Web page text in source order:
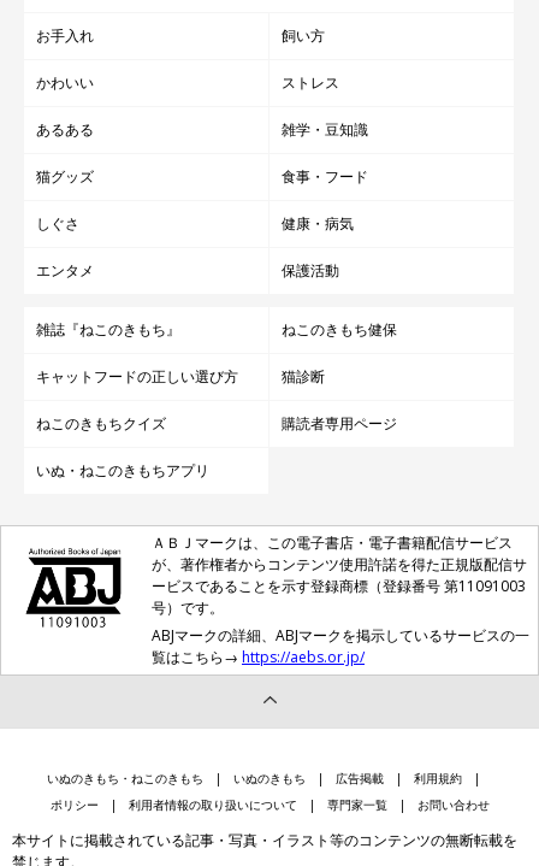
そんなどんぐりくんは 「相変わらずごはんとママが大好き」
飼い主さん：
「仕事中や食事中など、どんぐりはこちらの都合お構いなしで
前にもってきます。なでてあげるまでその場を動かないので、つ
い笑ってしまいますね」
お手入れ 飼い方
かわいい ストレス
あるある 雑学・豆知識
猫グッズ 食事・フード
しぐさ 健康・病気
エンタメ 保護活動
雑誌『ねこのきもち』 ねこのきもち健保
キャットフードの正しい選び方 猫診断
ねこのきもちクイズ 購読者専用ページ
いぬ・ねこのきもちアプリ
ＡＢＪマークは、この電子書店・電子書籍配信サービス
が、著作権者からコンテンツ使用許諾を得た正規版配信サ
ービスであることを示す登録商標（登録番号 第11091003
号）です。
ABJマークの詳細、ABJマークを掲示しているサービスの一
覧はこちら→ https://aebs.or.jp/
いぬのきもち・ねこのきもち いぬのきもち 広告掲載
利用規約
ポリシー
利用者情報の取り扱いについて 専門家一覧 お問い合わせ
本サイトに掲載されている記事・写真・イラスト等のコンテンツの無断転載を
禁じます。